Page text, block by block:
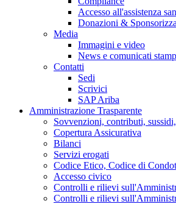
Accesso all'assistenza
Donazioni &
Media
Immagini e video
News e comunicati
Contatti
Sedi
Scrivici
SAP Ariba
Amministrazione Trasparente
Sovvenzioni, contributi,
Copertura Assicurativa
Bilanci
Servizi erogati
Codice Etico, Codice di
Accesso civico
Controlli e rilievi
Controlli e rilievi